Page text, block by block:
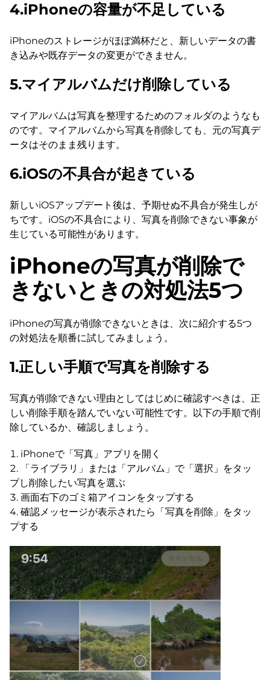
4.iPhoneの容量が不足している
iPhoneのストレージがほぼ満杯だと、新しいデータの書
き込みや既存データの変更ができません。
5.マイアルバムだけ削除している
マイアルバムは写真を整理するためのフォルダのようなも
のです。マイアルバムから写真を削除しても、元の写真デ
ータはそのまま残ります。
6.iOSの不具合が起きている
新しいiOSアップデート後は、予期せぬ不具合が発生しが
ちです。iOSの不具合により、写真を削除できない事象が
生じている可能性があります。
iPhoneの写真が削除で
きないときの対処法5つ
iPhoneの写真が削除できないときは、次に紹介する5つ
の対処法を順番に試してみましょう。
1.正しい手順で写真を削除する
写真が削除できない理由としてはじめに確認すべきは、正
しい削除手順を踏んでいない可能性です。以下の手順で削
除しているか、確認しましょう。
iPhoneで「写真」アプリを開く
「ライブラリ」または「アルバム」で「選択」をタッ
プし削除したい写真を選ぶ
画面右下のゴミ箱アイコンをタップする
確認メッセージが表示されたら「写真を削除」をタッ
プする